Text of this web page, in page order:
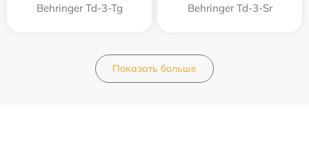
Behringer Td-3-Tg Behringer Td-3-Sr
Показать больше